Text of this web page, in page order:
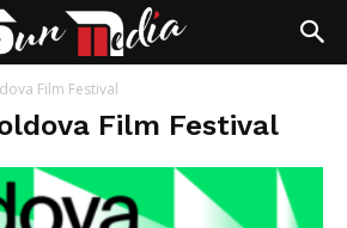
Film Festival
Film Festival